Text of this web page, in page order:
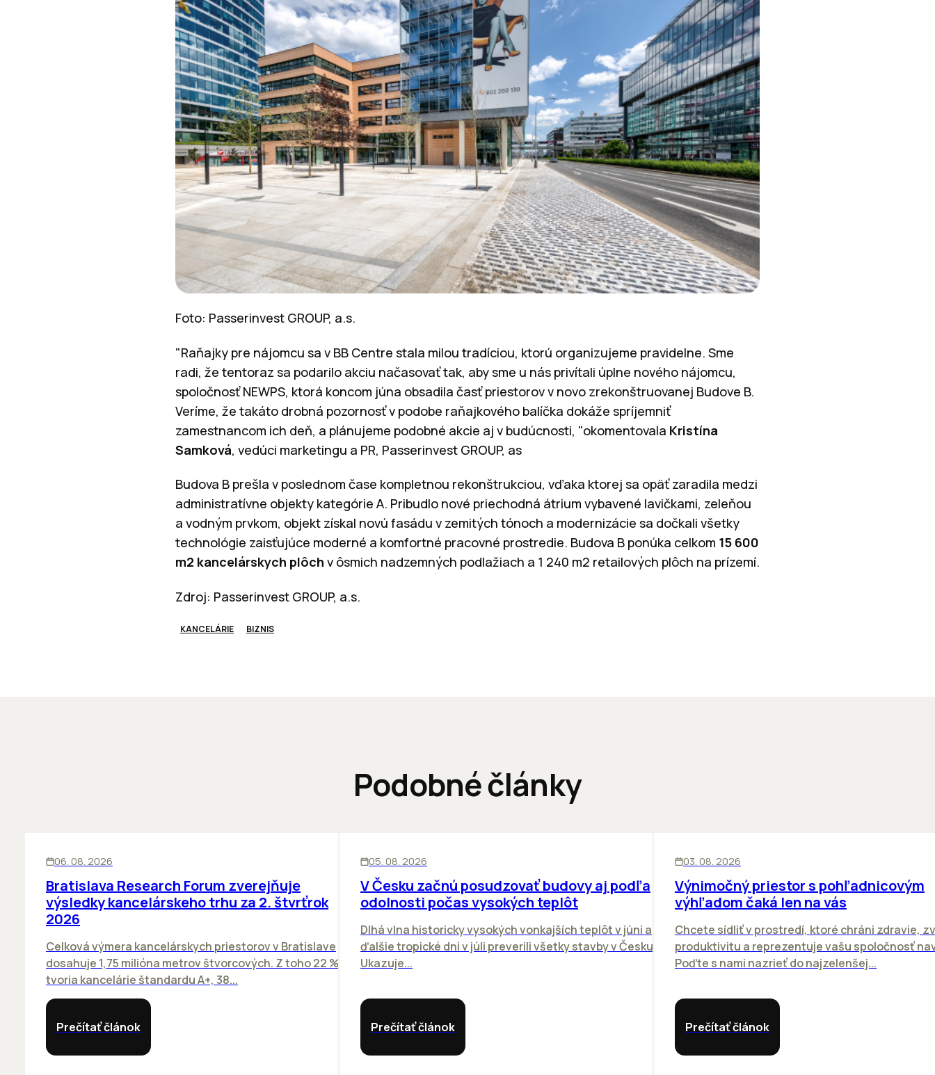
Foto: Passerinvest GROUP, a.s.
"Raňajky pre nájomcu sa v BB Centre stala milou tradíciou, ktorú organizujeme pravidelne. Sme
radi, že tentoraz sa podarilo akciu načasovať tak, aby sme u nás privítali úplne nového nájomcu,
spoločnosť NEWPS, ktorá koncom júna obsadila časť priestorov v novo zrekonštruovanej Budove B.
Veríme, že takáto drobná pozornosť v podobe raňajkového balíčka dokáže spríjemniť
zamestnancom ich deň, a plánujeme podobné akcie aj v budúcnosti, "okomentovala Kristína
Samková, vedúci marketingu a PR, Passerinvest GROUP, as
Budova B prešla v poslednom čase kompletnou rekonštrukciou, vďaka ktorej sa opäť zaradila medzi
administratívne objekty kategórie A. Pribudlo nové priechodná átrium vybavené lavičkami, zeleňou
a vodným prvkom, objekt získal novú fasádu v zemitých tónoch a modernizácie sa dočkali všetky
technológie zaisťujúce moderné a komfortné pracovné prostredie. Budova B ponúka celkom 15 600
m2 kancelárskych plôch v ôsmich nadzemných podlažiach a 1 240 m2 retailových plôch na prízemí.
Zdroj: Passerinvest GROUP, a.s.
KANCELÁRIE BIZNIS
Podobné články
06. 08. 2026
Bratislava Research Forum zverejňuje
výsledky kancelárskeho trhu za 2. štvrťrok
2026
Celková výmera kancelárskych priestorov v Bratislave
dosahuje 1,75 milióna metrov štvorcových. Z toho 22 %
tvoria kancelárie štandardu A+, 38...
Prečítať článok
05. 08. 2026
V Česku začnú posudzovať budovy aj podľa
odolnosti počas vysokých teplôt
Dlhá vlna historicky vysokých vonkajších teplôt v júni a
ďalšie tropické dni v júli preverili všetky stavby v Česku.
Ukazuje...
Prečítať článok
03. 08. 2026
Výnimočný priestor s pohľadnicovým
výhľadom čaká len na vás
Chcete sídliť v prostredí, ktoré chráni zdravie,
produktivitu a reprezentuje vašu spoločnosť
Poďte s nami nazrieť do najzelenšej...
Prečítať článok